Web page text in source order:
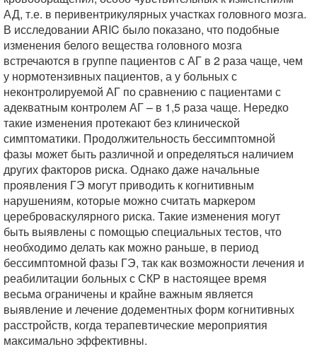
АД, т.е. в перивентрикулярных участках головного мозга.
В исследовании ARIC было показано, что подобные
изменения белого вещества головного мозга
встречаются в группе пациентов с АГ в 2 раза чаще, чем
у нормотензивных пациентов, а у больных с
неконтролируемой АГ по сравнению с пациентами с
адекватным контролем АГ – в 1,5 раза чаще. Нередко
такие изменения протекают без клинической
симптоматики. Продолжительность бессимптомной
фазы может быть различной и определяться наличием
других факторов риска. Однако даже начальные
проявления ГЭ могут приводить к когнитивным
нарушениям, которые можно считать маркером
цереброваскулярного риска. Такие изменения могут
быть выявлены с помощью специальных тестов, что
необходимо делать как можно раньше, в период
бессимптомной фазы ГЭ, так как возможности лечения и
реабилитации больных с СКР в настоящее время
весьма ограничены и крайне важным является
выявление и лечение додементных форм когнитивных
расстройств, когда терапевтические мероприятия
максимально эффективны.